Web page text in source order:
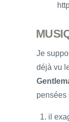
Je
déjà vu
pensées
il